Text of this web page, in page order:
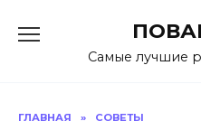
содержаниюСамые лучшие
ГЛАВНАЯ » СОВЕТЫ